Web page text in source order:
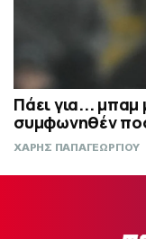
Πάει για...
συμφωνηθέν
ΧΑΡΗΣ ΠΑΠΑΓΕΩΡΓΙΟΥ